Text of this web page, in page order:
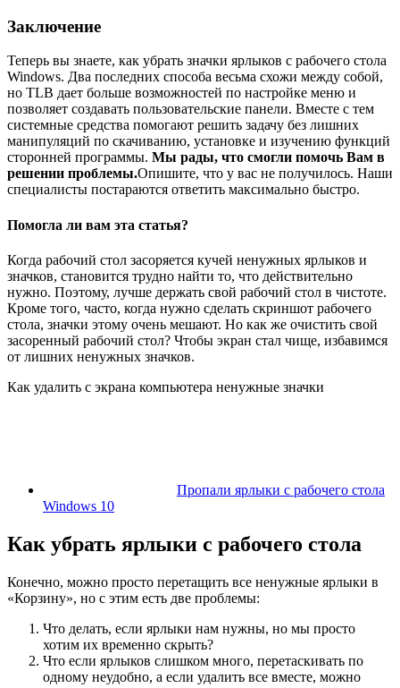
Заключение
Теперь вы знаете, как убрать значки ярлыков с рабочего стола
Windows. Два последних способа весьма схожи между собой,
но TLB дает больше возможностей по настройке меню и
позволяет создавать пользовательские панели. Вместе с тем
системные средства помогают решить задачу без лишних
манипуляций по скачиванию, установке и изучению функций
сторонней программы. Мы рады, что смогли помочь Вам в
решении проблемы.Опишите, что у вас не получилось. Наши
специалисты постараются ответить максимально быстро.
Помогла ли вам эта статья?
Когда рабочий стол засоряется кучей ненужных ярлыков и
значков, становится трудно найти то, что действительно
нужно. Поэтому, лучше держать свой рабочий стол в чистоте.
Кроме того, часто, когда нужно сделать скриншот рабочего
стола, значки этому очень мешают. Но как же очистить свой
засоренный рабочий стол? Чтобы экран стал чище, избавимся
от лишних ненужных значков.
Как удалить с экрана компьютера ненужные значки
Пропали ярлыки с рабочего стола
Windows 10
Как убрать ярлыки с рабочего стола
Конечно, можно просто перетащить все ненужные ярлыки в
«Корзину», но с этим есть две проблемы:
Что делать, если ярлыки нам нужны, но мы просто
хотим их временно скрыть?
Что если ярлыков слишком много, перетаскивать по
одному неудобно, а если удалить все вместе, можно